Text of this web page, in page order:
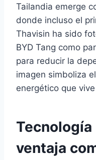
Tailandia emerge
donde incluso el
Thavisin ha sido
BYD Tang como
para reducir la
imagen simboliza
energético que
ventaja